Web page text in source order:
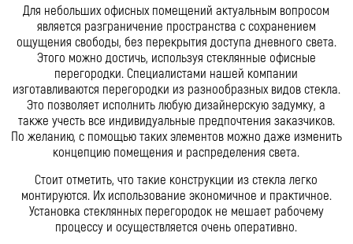
Для небольших офисных помещений актуальным вопросом
является разграничение пространства с сохранением
ощущения свободы, без перекрытия доступа дневного света.
Этого можно достичь, используя стеклянные офисные
перегородки. Специалистами нашей компании
изготавливаются перегородки из разнообразных видов стекла.
Это позволяет исполнить любую дизайнерскую задумку, а
также учесть все индивидуальные предпочтения заказчиков.
По желанию, с помощью таких элементов можно даже изменить
концепцию помещения и распределения света.
Стоит отметить, что такие конструкции из стекла легко
монтируются. Их использование экономичное и практичное.
Установка стеклянных перегородок не мешает рабочему
процессу и осуществляется очень оперативно.